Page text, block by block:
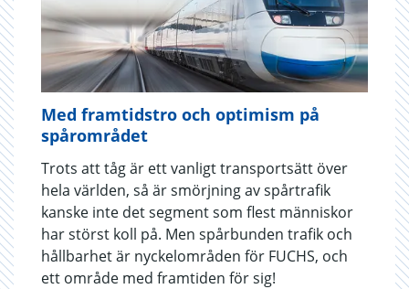
Med framtidstro och optimism på
spårområdet
Trots att tåg är ett vanligt transportsätt över
hela världen, så är smörjning av spårtrafik
kanske inte det segment som flest människor
har störst koll på. Men spårbunden trafik och
hållbarhet är nyckelområden för FUCHS, och
ett område med framtiden för sig!